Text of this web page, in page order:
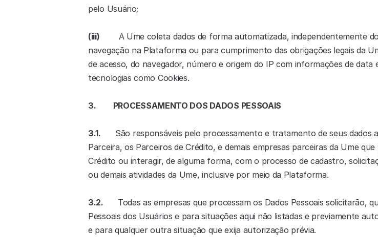
pelo Usuário;
(iii) A Ume coleta dados de forma automatizada, independentemente
navegação na Plataforma ou para cumprimento das obrigações legais da
de acesso, do navegador, número e origem do IP com informações de data
tecnologias como Cookies.
3.         PROCESSAMENTO DOS DADOS PESSOAIS
3.1. São responsáveis pelo processamento e tratamento de seus dados
Parceira, os Parceiros de Crédito, e demais empresas parceiras da Ume
Crédito ou interagir, de alguma forma, com o processo de cadastro,
ou demais atividades da Ume, inclusive por meio da Plataforma.
3.2. Todas as empresas que processam os Dados Pessoais solicitarão,
Pessoais dos Usuários e para situações aqui não listadas e previamente
e para qualquer outra situação que exija autorização prévia.